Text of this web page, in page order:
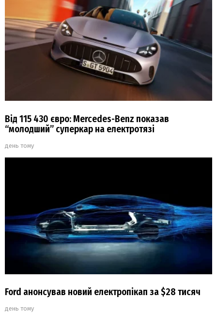
Від 115 430 євро: Mercedes-Benz показав
“молодший” суперкар на електротязі
день тому
Ford анонсував новий електропікап за $28 тисяч
день тому